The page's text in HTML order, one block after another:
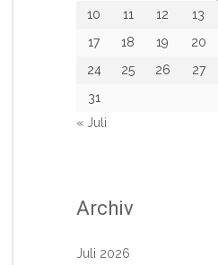
10
11 12 13
17
18 19 20
24
25 26 27
31
« Juli
Archiv
Juli 2026